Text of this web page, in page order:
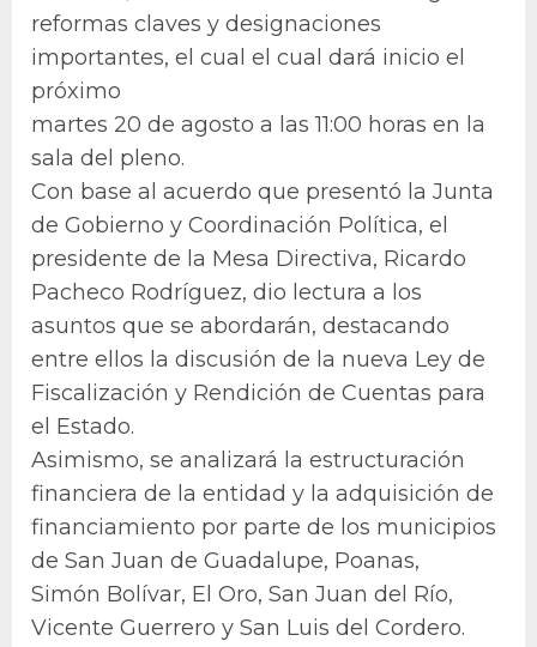
reformas claves y designaciones
importantes, el cual el cual dará inicio el
próximo
martes 20 de agosto a las 11:00 horas en la
sala del pleno.
Con base al acuerdo que presentó la Junta
de Gobierno y Coordinación Política, el
presidente de la Mesa Directiva, Ricardo
Pacheco Rodríguez, dio lectura a los
asuntos que se abordarán, destacando
entre ellos la discusión de la nueva Ley de
Fiscalización y Rendición de Cuentas para
el Estado.
Asimismo, se analizará la estructuración
financiera de la entidad y la adquisición de
financiamiento por parte de los municipios
de San Juan de Guadalupe, Poanas,
Simón Bolívar, El Oro, San Juan del Río,
Vicente Guerrero y San Luis del Cordero.